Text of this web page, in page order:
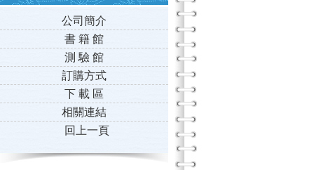
公司簡介
書 籍 館
測 驗 館
訂購方式
下 載 區
相關連結
回上一頁